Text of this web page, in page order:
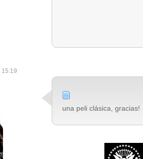
15:19
una peli clásica, gracias!